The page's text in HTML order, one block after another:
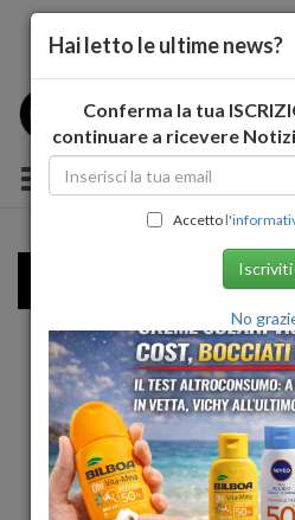
Toggle navigation
« 1 2
Hai letto le ultime news?
Conferma la tua
continuare a ricevere
Accetto
Iscriviti
No